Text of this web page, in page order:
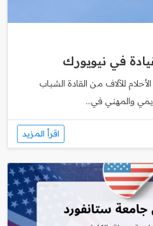
للآلاف من القادة الشباب
والمهني في...
اقرأ المزيد